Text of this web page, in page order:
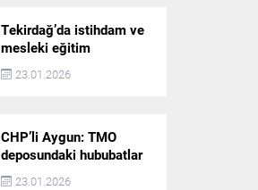
Tekirdağ’da istihdam ve
mesleki eğitim
politikaları değerlendirildi
23.01.2026
CHP’li Aygun: TMO
deposundaki hububatlar
çalındı!
23.01.2026